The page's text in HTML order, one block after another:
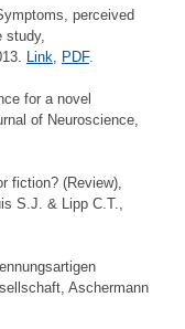
perceived
study,
Link, PDF.
for a novel
of Neuroscience,
fiction? (Review),
S.J. & Lipp C.T.,
Aschermann